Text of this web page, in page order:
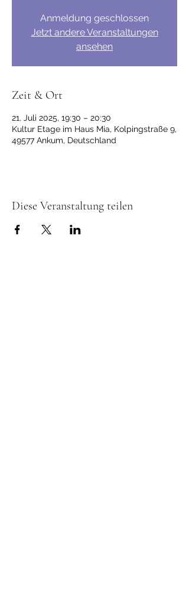
Anmeldung geschlossen
Jetzt andere Veranstaltungen
ansehen
Zeit & Ort
21. Juli 2025, 19:30 – 20:30
Kultur Etage im Haus Mia, Kolpingstraße 9,
49577 Ankum, Deutschland
Diese Veranstaltung teilen